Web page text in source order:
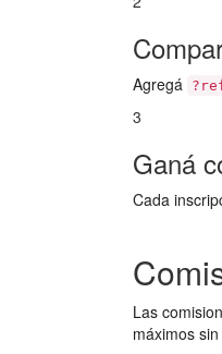
Agregá
3
Ganá
Cada
Las
máximos